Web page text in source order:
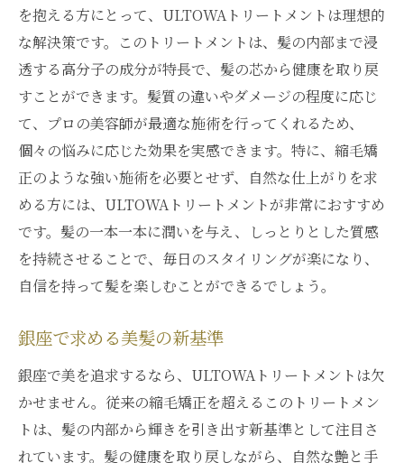
銀座のサロンで体験するULTOWAの魔法
究極のヘアケアがここに
ULTOWAトリートメントの理想的な効果
銀座サロンの特別なケアメニュー
ULTOWAで叶える贅沢な時間
髪に与える究極の癒し
美髪への旅銀座で始まるULTOWAトリートメン
トの効果
美しい髪への旅が始まる
銀座で体験するヘアケアの革命
髪の変化を楽しむ旅路
銀座で見つける美髪の秘訣
ULTOWAと共に歩む美髪の道
を抱える方にとって、ULTOWAトリートメントは理想的
な解決策です。このトリートメントは、髪の内部まで浸
透する高分子の成分が特長で、髪の芯から健康を取り戻
すことができます。髪質の違いやダメージの程度に応じ
て、プロの美容師が最適な施術を行ってくれるため、
個々の悩みに応じた効果を実感できます。特に、縮毛矯
正のような強い施術を必要とせず、自然な仕上がりを求
める方には、ULTOWAトリートメントが非常におすすめ
です。髪の一本一本に潤いを与え、しっとりとした質感
を持続させることで、毎日のスタイリングが楽になり、
自信を持って髪を楽しむことができるでしょう。
銀座で求める美髪の新基準
銀座で美を追求するなら、ULTOWAトリートメントは欠
かせません。従来の縮毛矯正を超えるこのトリートメン
トは、髪の内部から輝きを引き出す新基準として注目さ
れています。髪の健康を取り戻しながら、自然な艶と手